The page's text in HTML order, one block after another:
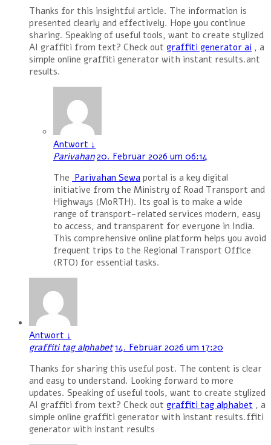
Thanks for this insightful article. The information is
presented clearly and effectively. Hope you continue
sharing. Speaking of useful tools, want to create stylized
AI graffiti from text? Check out graffiti generator ai , a
simple online graffiti generator with instant results.ant
results.
Antwort ↓
Parivahan 20. Februar 2026 um 06:14
The Parivahan Sewa portal is a key digital
initiative from the Ministry of Road Transport and
Highways (MoRTH). Its goal is to make a wide
range of transport-related services modern, easy
to access, and transparent for everyone in India.
This comprehensive online platform helps you avoid
frequent trips to the Regional Transport Office
(RTO) for essential tasks.
Antwort ↓
graffiti tag alphabet 14. Februar 2026 um 17:20
Thanks for sharing this useful post. The content is clear
and easy to understand. Looking forward to more
updates. Speaking of useful tools, want to create stylized
AI graffiti from text? Check out graffiti tag alphabet , a
simple online graffiti generator with instant results.ffiti
generator with instant results